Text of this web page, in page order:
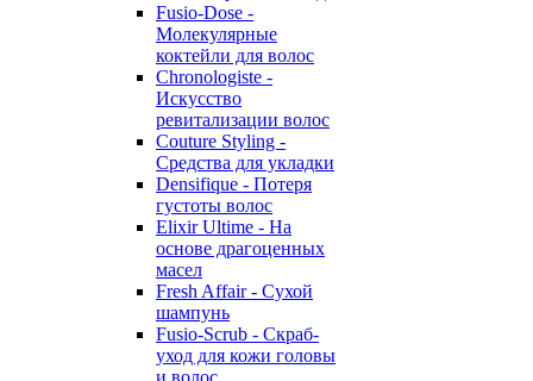
Fusio-Dose -
Молекулярные
коктейли для волос
Chronologiste -
Искусство
ревитализации волос
Couture Styling -
Средства для укладки
Densifique - Потеря
густоты волос
Elixir Ultime - На
основе драгоценных
масел
Fresh Affair - Сухой
шампунь
Fusio-Scrub - Скраб-
уход для кожи головы
и волос